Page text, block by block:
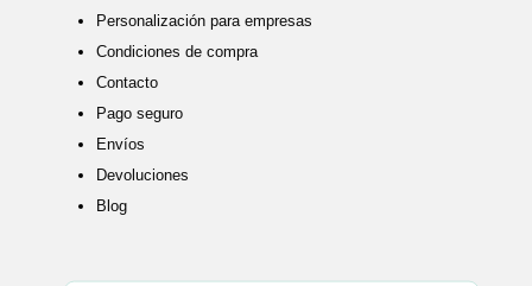
Personalización para empresas
Condiciones de compra
Contacto
Pago seguro
Envíos
Devoluciones
Blog